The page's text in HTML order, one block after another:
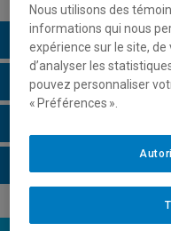
Description du cours
Horaire - Été 2026
Nous utilisons des
informations qui nous
expérience sur le site,
d’analyser les
pouvez personnaliser
« Préférences ».